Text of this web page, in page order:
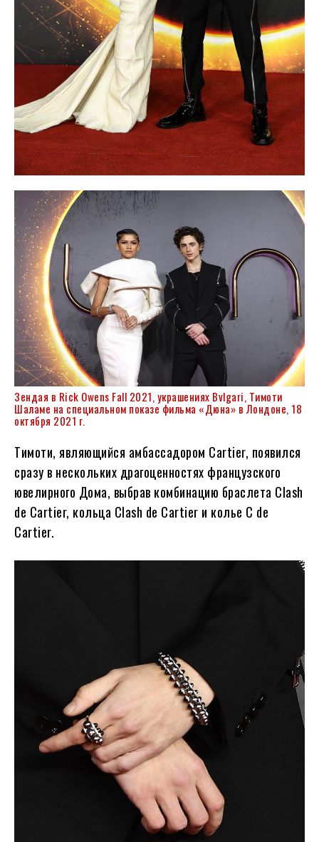
Зендая в Rick Owens Fall 2021, украшениях Bvlgari, Тимоти
Шаламе на специальном показе фильма «Дюна» в Лондоне, 18
октября 2021 г.
Тимоти, являющийся амбассадором Cartier, появился
сразу в нескольких драгоценностях французского
ювелирного Дома, выбрав комбинацию браслета Clash
de Cartier, кольца Clash de Cartier и колье C de
Cartier.